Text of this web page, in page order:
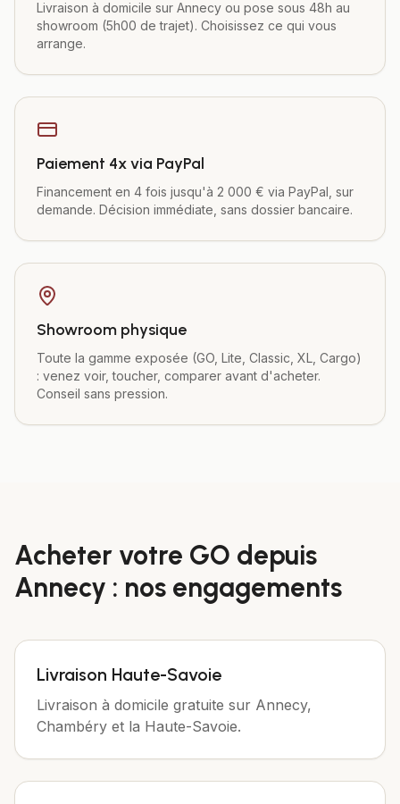
Livraison à domicile sur Annecy ou pose sous 48h au
showroom (5h00 de trajet). Choisissez ce qui vous
arrange.
Paiement 4x via PayPal
Financement en 4 fois jusqu'à 2 000 € via PayPal, sur
demande. Décision immédiate, sans dossier bancaire.
Showroom physique
Toute la gamme exposée (GO, Lite, Classic, XL, Cargo)
: venez voir, toucher, comparer avant d'acheter.
Conseil sans pression.
Acheter votre GO depuis
Annecy : nos engagements
Livraison Haute-Savoie
Livraison à domicile gratuite sur Annecy,
Chambéry et la Haute-Savoie.